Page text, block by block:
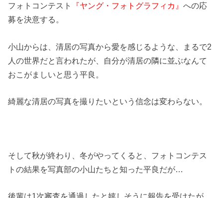
フォトコンテスト
『ヤング・フォトグラフィカ』への応
募を決意する。
小山からは、清居の写真から愛を感じるような、まるで2
人の世界だと言われたが、自分が清居の隣に並ぶなんて
おこがましいと思う平良。
綺麗な清居の写真を撮りたいという信念は変わらない。
そして秋が終わり、冬がやってくると、フォトコンテス
トの結果を写真部の小山たちと知った平良だが…
後輩は1次審査を通過したと嬉しそうに報告を受けたが、